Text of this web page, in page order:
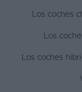
Los coches
Los
Los coches